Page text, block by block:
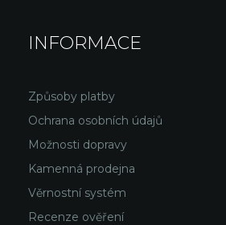
INFORMACE
Způsoby platby
Ochrana osobních údajů
Možnosti dopravy
Kamenná prodejna
Věrnostní systém
Recenze ověření